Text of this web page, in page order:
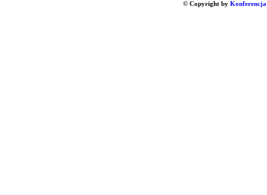
© Copyright by Konferencja